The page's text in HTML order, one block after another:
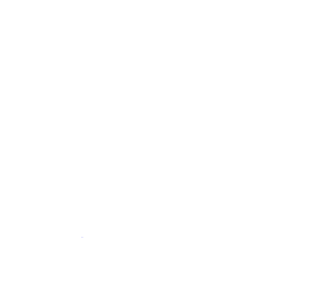
Espírito Outdoor – O site dos